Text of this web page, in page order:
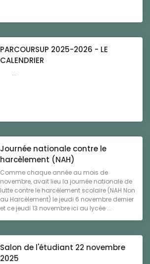
PARCOURSUP 2025-2026 - LE
CALENDRIER
...
Journée nationale contre le
harcèlement (NAH)
Comme chaque année au mois de
novembre, avait lieu la journée nationale de
lutte contre le harcèlement scolaire (NAH Non
au Harcèlement) le jeudi 6 novembre dernier
et ce jeudi 13 novembre ici au lycée ...
Salon de l'étudiant 22 novembre
2025